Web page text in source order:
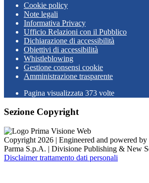
Cookie policy
Note legali
Informativa Privacy
Ufficio Relazioni con il Pubblico
Dichiarazione di accessibilità
Obiettivi di accessibilità
Whistleblowing
Gestione consensi cookie
Amministrazione trasparente
Pagina visualizzata 373 volte
Sezione Copyright
Copyright 2026 | Engineered and powered
Parma S.p.A. | Divisione Publishing & New
Disclaimer trattamento dati personali